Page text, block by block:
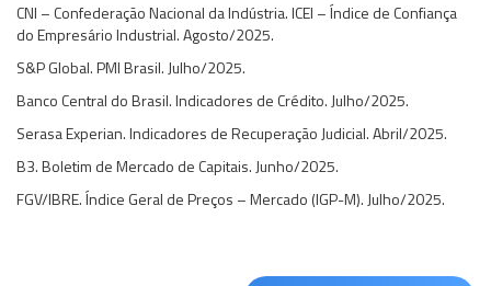
CNI – Confederação Nacional da Indústria. ICEI – Índice de Confiança
do Empresário Industrial. Agosto/2025.
S&P Global. PMI Brasil. Julho/2025.
Banco Central do Brasil. Indicadores de Crédito. Julho/2025.
Serasa Experian. Indicadores de Recuperação Judicial. Abril/2025.
B3. Boletim de Mercado de Capitais. Junho/2025.
FGV/IBRE. Índice Geral de Preços – Mercado (IGP-M). Julho/2025.